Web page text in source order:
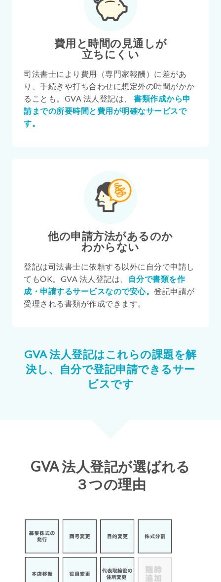
費用と時間の見通しが
立ちにくい
司法書士により費用（専門家報酬）に差があ
り、手続きや打ち合わせに想定外の時間がかか
ることも。GVA 法人登記は、 書類作成から申
請までの所要時間と費用が明確なサービスで
す。
他の申請方法があるのか
わからない
登記は司法書士に依頼する以外に自分で申請し
てもOK。GVA 法人登記は、
自分で書類を作
成・申請するサービスなので安心。 登記申請が
受理される書類が作成できます。
GVA 法人登記はこれらの課題を解
決し、
自分で登記申請できるサー
ビスです
GVA 法人登記が選ばれる
３つの理由